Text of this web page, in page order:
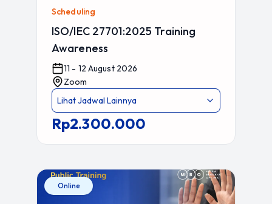
Scheduling
ISO/IEC 27701:2025 Training
Awareness
11 - 12 August 2026
Zoom
Lihat Jadwal Lainnya
Rp2.300.000
Online